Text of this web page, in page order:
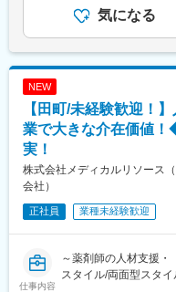
気になる
NEW
【田町/未経験歓迎！
業で大きな介在価値
実！
株式会社メディカルリソース
会社）
正社員 業種未経験歓迎
仕事内容
～薬剤師の人材支援
スタイル/両面型スタ